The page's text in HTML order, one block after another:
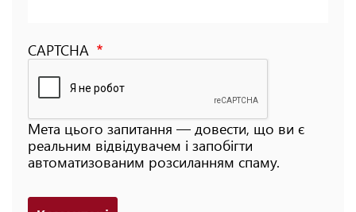
CAPTCHA
Мета цього запитання — довести, що ви є
реальним відвідувачем і запобігти
автоматизованим розсиланням спаму.